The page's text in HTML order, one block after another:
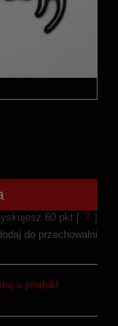
60pkt [ ? ]
do przechowalni
o produkt